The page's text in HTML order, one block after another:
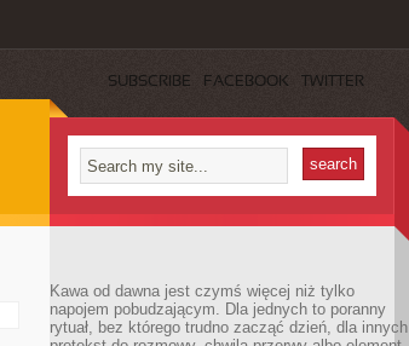
SUBSCRIBE FACEBOOK TWITTER
Kawa od dawna jest czymś więcej niż tylko
napojem pobudzającym. Dla jednych to poranny
rytuał, bez którego trudno zacząć dzień, dla innych